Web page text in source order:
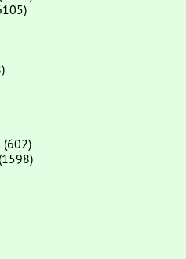
(602)
(1598)